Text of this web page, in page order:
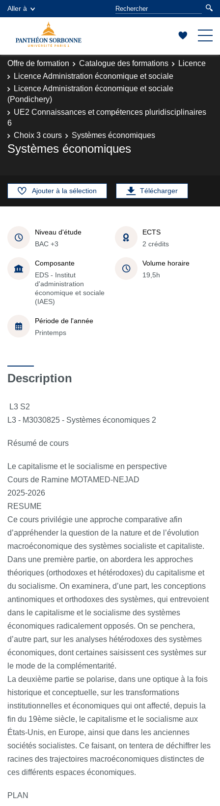
Aller à
Offre de formation Catalogue des formations
Licence
Licence Administration économique et sociale
Licence Administration économique et sociale
(Pondichery)
UE2 Connaissances et compétences pluridisciplinaires
6
Choix 3 cours
Systèmes économiques
Systèmes économiques
Ajouter à la sélection Télécharger
Niveau d'étude
BAC +3
ECTS
2 crédits
Composante
EDS - Institut
d'administration
économique et sociale
(IAES)
Volume horaire
19,5h
Période de l'année
Printemps
Description
L3 S2
L3 - M3030825 - Systèmes économiques 2
Résumé de cours
Le capitalisme et le socialisme en perspective
Cours de Ramine MOTAMED-NEJAD
2025-2026
RESUME
Ce cours privilégie une approche comparative afin
d’appréhender la question de la nature et de l’évolution
macroéconomique des systèmes socialiste et capitaliste.
Dans une première partie, on abordera les approches
théoriques (orthodoxes et hétérodoxes) du capitalisme et
du socialisme. On examinera, d’une part, les conceptions
antinomiques et orthodoxes des systèmes, qui entrevoient
dans le capitalisme et le socialisme des systèmes
économiques radicalement opposés. On se penchera,
d’autre part, sur les analyses hétérodoxes des systèmes
économiques, dont certaines saisissent ces systèmes sur
le mode de la complémentarité.
La deuxième partie se polarise, dans une optique à la fois
historique et conceptuelle, sur les transformations
institutionnelles et économiques qui ont affecté, depuis la
fin du 19ème siècle, le capitalisme et le socialisme aux
États-Unis, en Europe, ainsi que dans les anciennes
sociétés socialistes. Ce faisant, on tentera de déchiffrer les
racines des trajectoires macroéconomiques distinctes de
ces différents espaces économiques.
PLAN